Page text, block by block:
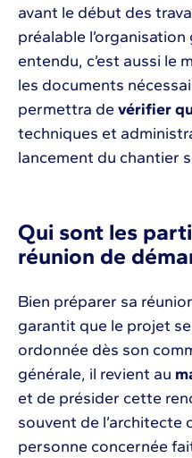
avant le début des
préalable
entendu, c’est aussi le
les documents
permettra de vérifier
techniques et
lancement du chantier
Qui sont les
réunion de
Bien préparer sa
garantit que le projet
ordonnée dès son
générale, il revient au
et de présider cette
souvent de l’architecte
personne concernée